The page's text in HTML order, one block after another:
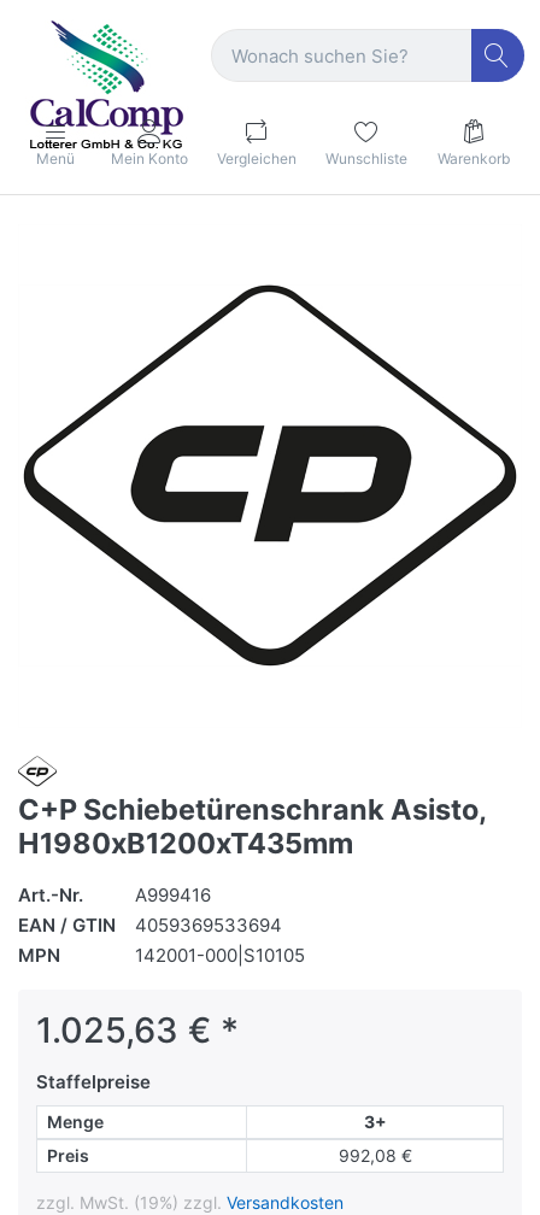
Menü Mein Konto Vergleichen Wunschliste Warenkorb
C+P Schiebetürenschrank Asisto,
H1980xB1200xT435mm
Art.-Nr.
A999416
EAN / GTIN
4059369533694
MPN
142001-000|S10105
1.025,63 € *
Staffelpreise
Menge
3+
Preis
992,08 €
zzgl. MwSt. (19%) zzgl. Versandkosten